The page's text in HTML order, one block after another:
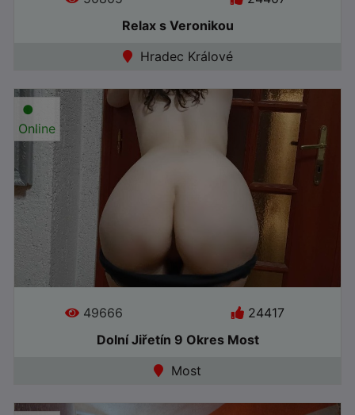
Relax s Veronikou
Hradec Králové
●
Online
49666
24417
Dolní Jiřetín 9 Okres Most
Most